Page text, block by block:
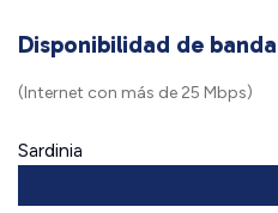
Disponibilidad de
(Internet con más de 25 Mbps)
Sardinia